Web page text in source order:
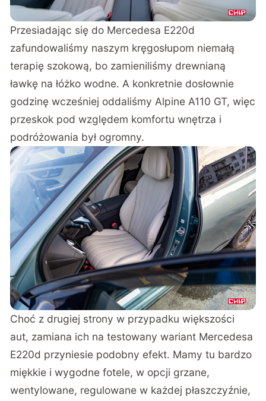
Przesiadając się do Mercedesa E220d
zafundowaliśmy naszym kręgosłupom niemałą
terapię szokową, bo zamieniliśmy drewnianą
ławkę na łóżko wodne. A konkretnie dosłownie
godzinę wcześniej oddaliśmy Alpine A110 GT, więc
przeskok pod względem komfortu wnętrza i
podróżowania był ogromny.
Choć z drugiej strony w przypadku większości
aut, zamiana ich na testowany wariant Mercedesa
E220d przyniesie podobny efekt. Mamy tu bardzo
miękkie i wygodne fotele, w opcji grzane,
wentylowane, regulowane w każdej płaszczyźnie,